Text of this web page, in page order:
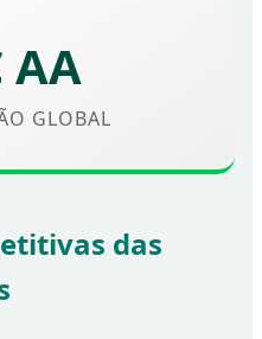
AA
GLOBAL
das